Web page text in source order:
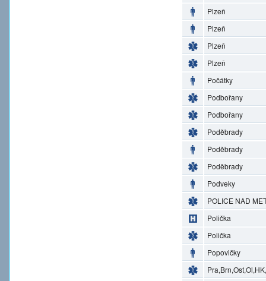
Plzeň
Plzeň
Plzeň
Plzeň
Počátky
Podbořany
Podbořany
Poděbrady
Poděbrady
Poděbrady
Podveky
POLICE NAD
Polička
Polička
Popovičky